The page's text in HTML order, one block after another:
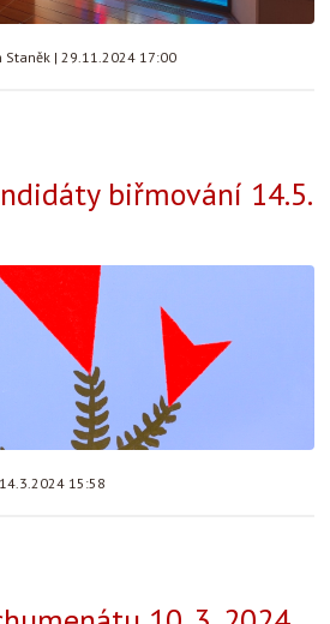
Staněk | 29.11.2024 17:00
biřmování 14.5.
14.3.2024 15:58